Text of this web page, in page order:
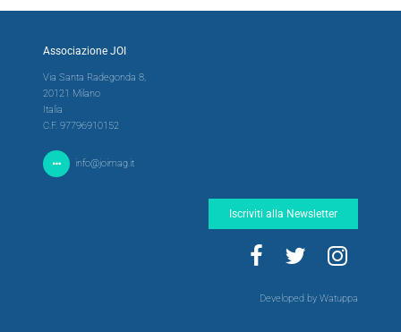
Associazione JOI
Via Santa Radegonda 8,
20121 Milano
Italia
C.F. 97796910152
info@joimag.it
Iscriviti alla Newsletter
Developed by Watuppa